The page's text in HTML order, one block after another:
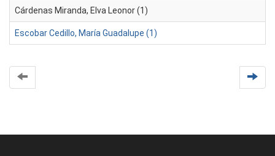
Cárdenas Miranda, Elva Leonor (1)
Escobar Cedillo, María Guadalupe (1)